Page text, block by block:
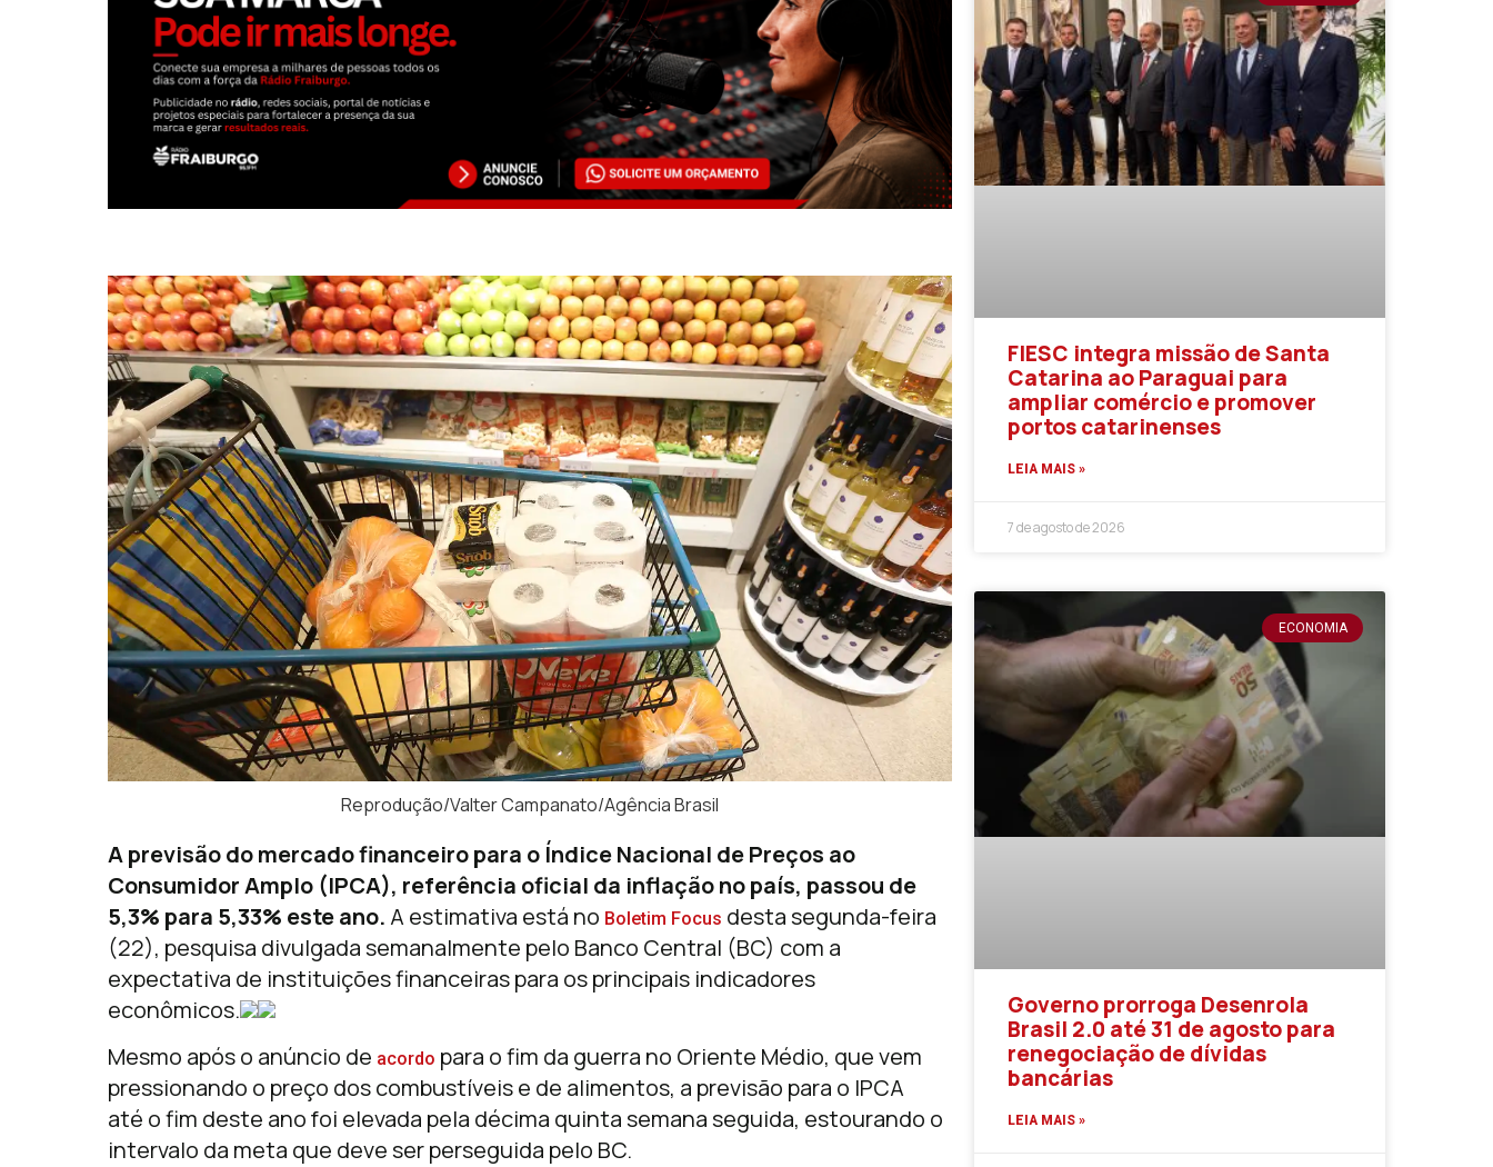
Reprodução/Valter Campanato/Agência Brasil
A previsão do mercado financeiro para o Índice Nacional de Preços ao
Consumidor Amplo (IPCA), referência oficial da inflação no país, passou de
5,3% para 5,33% este ano. A estimativa está no Boletim Focus desta segunda-feira
(22), pesquisa divulgada semanalmente pelo Banco Central (BC) com a
expectativa de instituições financeiras para os principais indicadores
econômicos.
Mesmo após o anúncio de acordo para o fim da guerra no Oriente Médio, que vem
pressionando o preço dos combustíveis e de alimentos, a previsão para o IPCA
até o fim deste ano foi elevada pela décima quinta semana seguida, estourando o
intervalo da meta que deve ser perseguida pelo BC.
FIESC integra missão de Santa
Catarina ao Paraguai para
ampliar comércio e promover
portos catarinenses
LEIA MAIS »
7 de agosto de 2026
ECONOMIA
Governo prorroga Desenrola
Brasil 2.0 até 31 de agosto para
renegociação de dívidas
bancárias
LEIA MAIS »